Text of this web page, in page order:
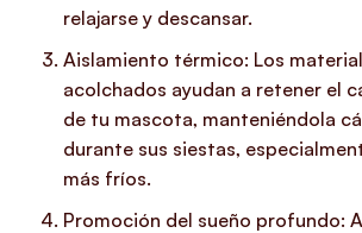
relajarse y descansar.
Aislamiento térmico: Los
acolchados ayudan a retener el
de tu mascota, manteniéndola
durante sus siestas,
más fríos.
Promoción del sueño profundo: